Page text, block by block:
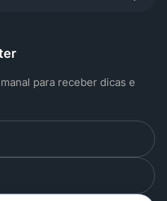
para receber dicas e